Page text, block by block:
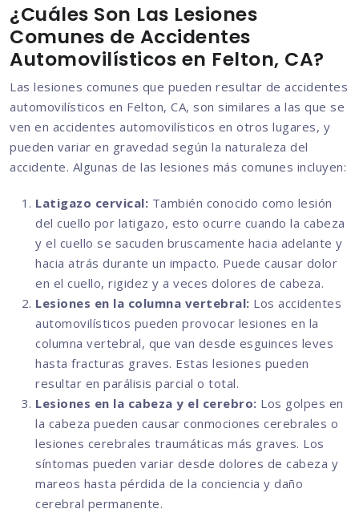
¿Cuáles Son Las Lesiones
Comunes de Accidentes
Automovilísticos en Felton, CA?
Las lesiones comunes que pueden resultar de accidentes
automovilísticos en Felton, CA, son similares a las que se
ven en accidentes automovilísticos en otros lugares, y
pueden variar en gravedad según la naturaleza del
accidente. Algunas de las lesiones más comunes incluyen:
Latigazo cervical: También conocido como lesión
del cuello por latigazo, esto ocurre cuando la cabeza
y el cuello se sacuden bruscamente hacia adelante y
hacia atrás durante un impacto. Puede causar dolor
en el cuello, rigidez y a veces dolores de cabeza.
Lesiones en la columna vertebral: Los accidentes
automovilísticos pueden provocar lesiones en la
columna vertebral, que van desde esguinces leves
hasta fracturas graves. Estas lesiones pueden
resultar en parálisis parcial o total.
Lesiones en la cabeza y el cerebro: Los golpes en
la cabeza pueden causar conmociones cerebrales o
lesiones cerebrales traumáticas más graves. Los
síntomas pueden variar desde dolores de cabeza y
mareos hasta pérdida de la conciencia y daño
cerebral permanente.